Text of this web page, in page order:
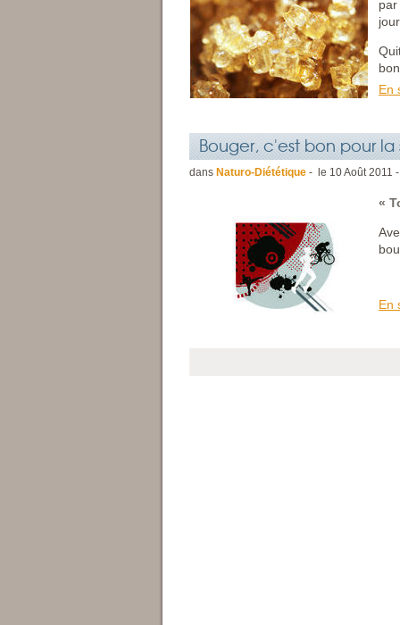
En
Bouger, c'est bon pour la
dans Naturo-Diététique - le 10Août2011
«
En